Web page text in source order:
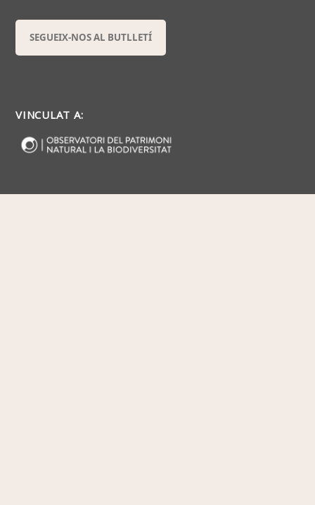
SEGUEIX-NOS AL BUTLLETÍ
VINCULAT A: